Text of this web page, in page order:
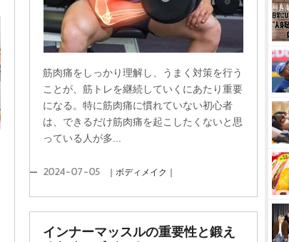
筋肉痛をしっかり理解し、うまく対策を行う
ことが、筋トレを継続していくにあたり重要
になる。特に筋肉痛に慣れていない初心者
は、できるだけ筋肉痛を起こしたくないと思
っている人が多...
2024-07-05 ｜ボディメイク｜
インナーマッスルの重要性と鍛え